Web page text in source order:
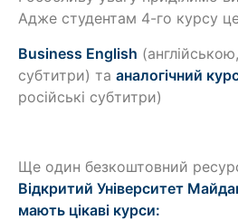
Адже студентам 4-го курсу
Business English
субтитри) та аналогічний
російські субтитри)
Ще один безкоштовний
Відкритий Університет
мають цікаві курси: